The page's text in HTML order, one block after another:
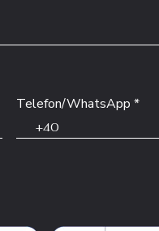
Telefon/WhatsApp